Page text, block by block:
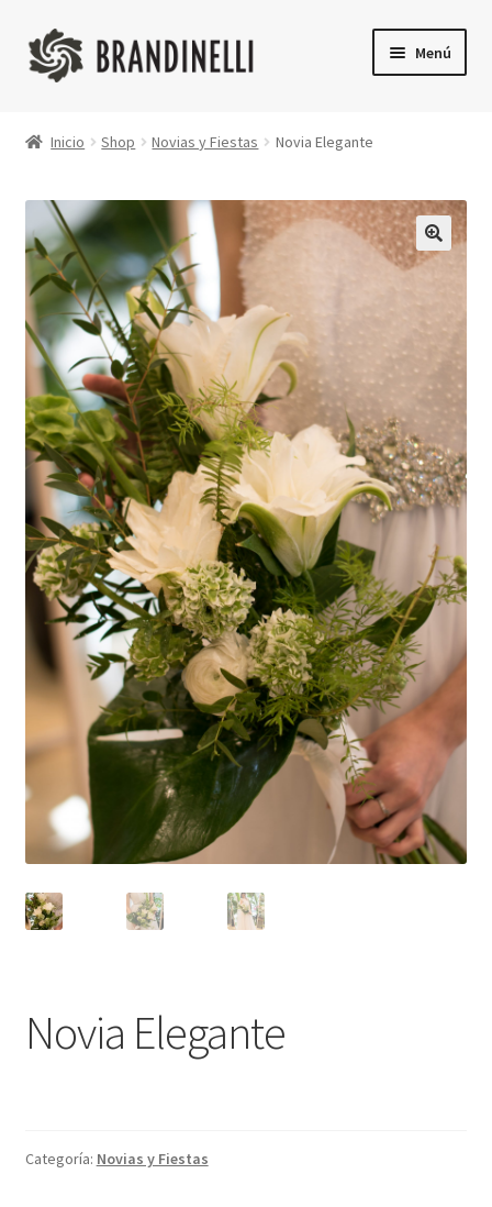
Ir
a
Ir
a
Menú
Finalizar compra
Inicio Shop Novias y Fiestas Novia Elegante
Novia Elegante
Categoría: Novias y Fiestas